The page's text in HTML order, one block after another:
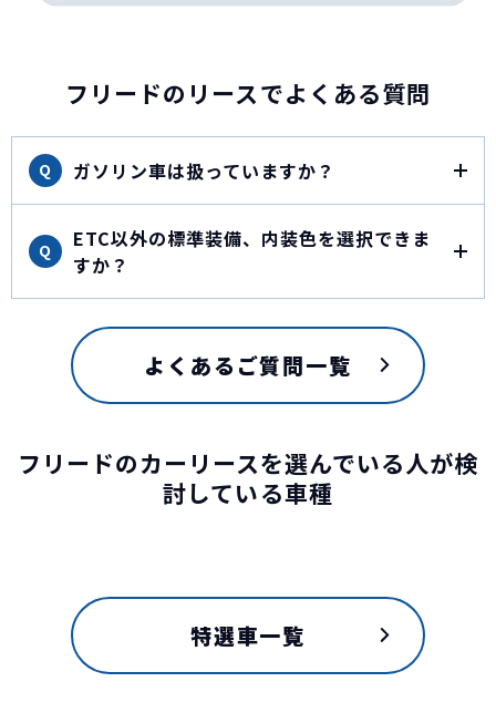
フリードのリースでよくある質問
Q ガソリン車は扱っていますか？
Q
ETC以外の標準装備、内装色を選択できま
すか？
よくあるご質問一覧
フリードのカーリースを選んでいる人が検
討している車種
特選車一覧